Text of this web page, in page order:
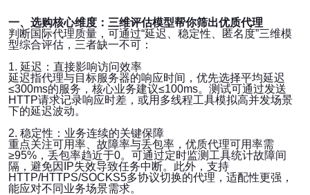
一、选购核心维度：三维评估模型帮你筛出优质代理
判断国际代理质量，可通过“延迟、稳定性、匿名度”三维模
型综合评估，三者缺一不可：
1. 延迟：直接影响访问效率
延迟指代理与目标服务器的响应时间，优先选择平均延迟
≤300ms的服务，核心业务建议≤100ms。测试可通过发送
HTTP请求记录响应时差，或用多线程工具模拟高并发场景
下的延迟波动。
2. 稳定性：业务连续的关键保障
重点关注可用率、故障率与丢包率，优质代理可用率需
≥95%，丢包率趋近于0。可通过定时监测工具统计故障间
隔，避免因IP失效导致任务中断。此外，支持
HTTP/HTTPS/SOCKS5多协议切换的代理，适配性更强，
能应对不同业务场景需求。